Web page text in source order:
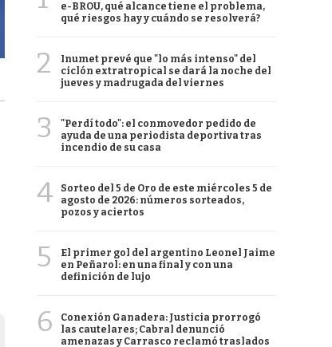
e-BROU, qué alcance tiene el problema,
qué riesgos hay y cuándo se resolverá?
2
Inumet prevé que "lo más intenso" del
ciclón extratropical se dará la noche del
jueves y madrugada del viernes
3
"Perdí todo": el conmovedor pedido de
ayuda de una periodista deportiva tras
incendio de su casa
4
Sorteo del 5 de Oro de este miércoles 5 de
agosto de 2026: números sorteados,
pozos y aciertos
5
El primer gol del argentino Leonel Jaime
en Peñarol: en una final y con una
definición de lujo
6
Conexión Ganadera: Justicia prorrogó
las cautelares; Cabral denunció
amenazas y Carrasco reclamó traslados